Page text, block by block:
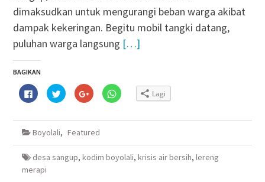
dimaksudkan untuk mengurangi beban warga akibat
dampak kekeringan. Begitu mobil tangki datang,
puluhan warga langsung […]
BAGIKAN
Klik
untuk
membagikan
Facebook(Membuka
jendela
baru)
Klik
untuk
berbagi
Twitter(Membuka
jendela
baru)
Klik
untuk
berbagi
Google+
di
yang
baru)
Klik
untuk
WhatsApp(Membuka
baru)
Lagi
Boyolali, Featured
desa sangup, kodim boyolali, krisis air bersih, lereng
merapi